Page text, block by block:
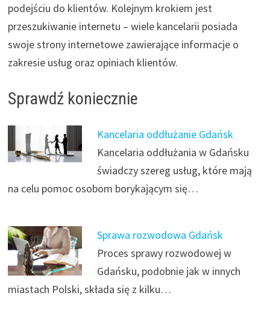
podejściu do klientów. Kolejnym krokiem jest
przeszukiwanie internetu – wiele kancelarii posiada
swoje strony internetowe zawierające informacje o
zakresie usług oraz opiniach klientów.
Sprawdź koniecznie
Kancelaria oddłużanie Gdańsk
Kancelaria oddłużania w Gdańsku
świadczy szereg usług, które mają
na celu pomoc osobom borykającym się…
Sprawa rozwodowa Gdańsk
Proces sprawy rozwodowej w
Gdańsku, podobnie jak w innych
miastach Polski, składa się z kilku…